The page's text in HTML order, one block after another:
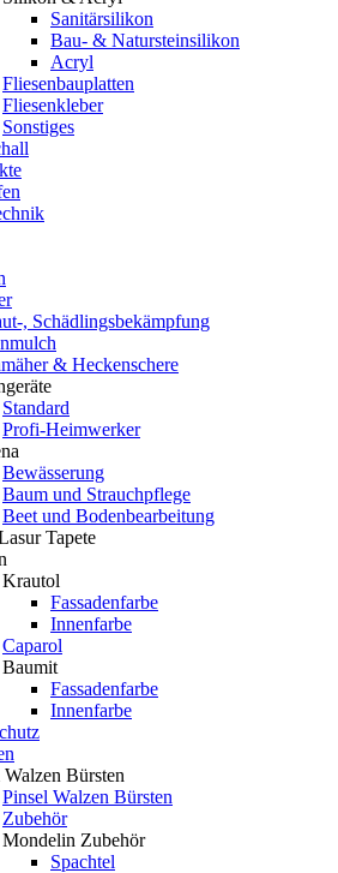
Sanitärsilikon
Bau- & Natursteinsilikon
Acryl
Fliesenbauplatten
Fliesenkleber
Sonstiges
, Schädlingsbekämpfung
& Heckenschere
Standard
Profi-Heimwerker
Bewässerung
Baum und Strauchpflege
Beet und Bodenbearbeitung
Tapete
Krautol
Fassadenfarbe
Innenfarbe
Caparol
Baumit
Fassadenfarbe
Innenfarbe
Walzen Bürsten
Pinsel Walzen Bürsten
Zubehör
Mondelin Zubehör
Spachtel